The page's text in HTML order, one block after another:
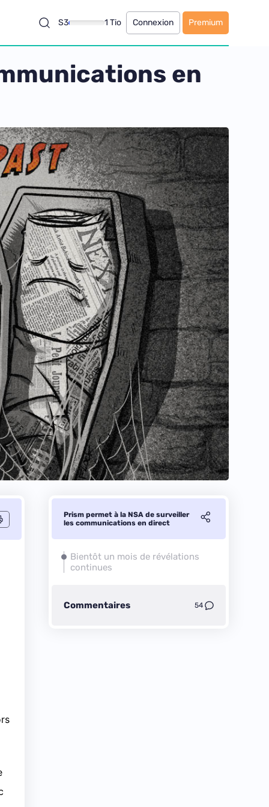
S3 1 Tio Connexion Premium
en
Prism permet à la NSA de surveiller
les communications en direct
Bientôt un mois de révélations
continues
Commentaires 54